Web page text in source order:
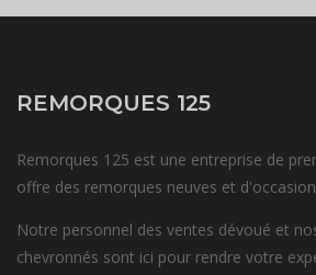
REMORQUES 125
Remorques 125 est une entreprise de
offre des remorques neuves et
Notre personnel des ventes dévoué et
chevronnés sont ici pour rendre votre